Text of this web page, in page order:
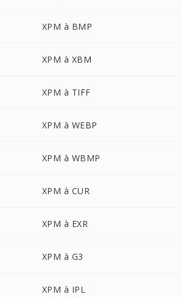
XPM à BMP
XPM à XBM
XPM à TIFF
XPM à WEBP
XPM à WBMP
XPM à CUR
XPM à EXR
XPM à G3
XPM à IPL